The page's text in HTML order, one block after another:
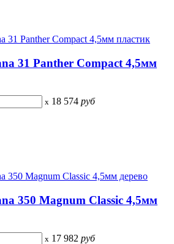
31 Panther Compact 4,5мм
x 18 574 руб
350 Magnum Classic 4,5мм
x 17 982 руб